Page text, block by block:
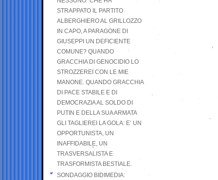
STRAPPATO IL PARTITO
ALBERGHIERO AL GRILLOZZO
IN CAPO, A PARAGONE DI
GIUSEPPI UN DEFICIENTE
COMUNE? QUANDO
GRACCHIA DI GENOCIDIO LO
STROZZEREI CON LE MIE
MANONE. QUANDO GRACCHIA
DI PACE STABILE E DI
DEMOCRAZIA AL SOLDO DI
PUTIN E DELLA SUA ARMATA
GLI TAGLIEREI LA GOLA: E’ UN
OPPORTUNISTA, UN
INAFFIDABILE, UN
TRASVERSALISTA E
TRASFORMISTA BESTIALE.
SONDAGGIO BIDIMEDIA: